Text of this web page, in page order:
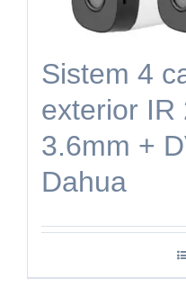
Sistem 4
exterior IR
3.6mm +
Dahua